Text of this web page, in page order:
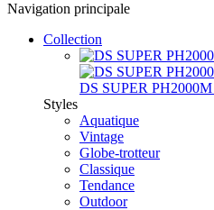
Navigation principale
Collection
DS SUPER
Styles
Aquatique
Vintage
Globe-trotteur
Classique
Tendance
Outdoor